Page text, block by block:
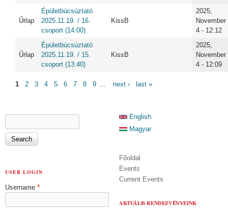
Űrlap
Épületbúcsúztató
2025.11.19. / 16.
csoport (14:00)
KissB
2025,
November
4 - 12:12
Űrlap
Épületbúcsúztató
2025.11.19. / 15.
csoport (13:40)
KissB
2025,
November
4 - 12:09
PAGES
1 2 3 4 5 6 7 8 9 … next › last »
SEARCH FORM
USER LOGIN
Username *
English
Magyar
Főoldal
Events
Current Events
AKTUÁLIS RENDEZVÉNYEINK